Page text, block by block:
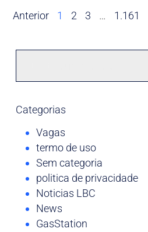
Anterior 1 2 3 … 1.161
Categorias
Vagas
termo de uso
Sem categoria
politica de privacidade
Noticias LBC
News
GasStation